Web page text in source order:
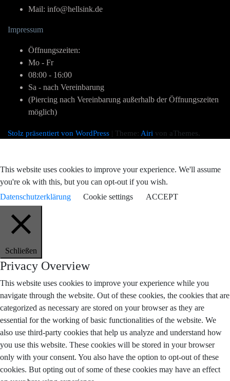
Mail: info@hellsink.de
Impressum
Öffnungszeiten:
Mo - Fr
08:00 - 16:00
Sa - nach Vereinbarung
(Piercing nach Vereinbarung außerhalb der Öffnungszeiten
möglich)
Stolz präsentiert von WordPress | Theme: Airi von aThemes.
This website uses cookies to improve your experience. We'll assume
you're ok with this, but you can opt-out if you wish.
Datenschutzerklärung
Cookie settings ACCEPT
Schließen
Privacy Overview
This website uses cookies to improve your experience while you
navigate through the website. Out of these cookies, the cookies that are
categorized as necessary are stored on your browser as they are
essential for the working of basic functionalities of the website. We
also use third-party cookies that help us analyze and understand how
you use this website. These cookies will be stored in your browser
only with your consent. You also have the option to opt-out of these
cookies. But opting out of some of these cookies may have an effect